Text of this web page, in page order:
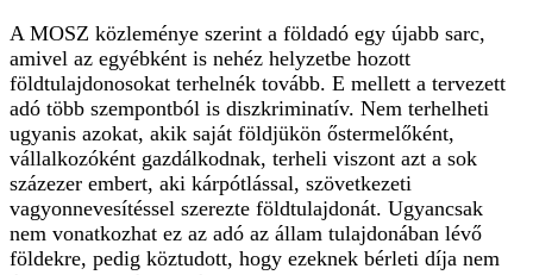
A MOSZ közleménye szerint a földadó egy újabb sarc,
amivel az egyébként is nehéz helyzetbe hozott
földtulajdonosokat terhelnék tovább. E mellett a tervezett
adó több szempontból is diszkriminatív. Nem terhelheti
ugyanis azokat, akik saját földjükön őstermelőként,
vállalkozóként gazdálkodnak, terheli viszont azt a sok
százezer embert, aki kárpótlással, szövetkezeti
vagyonnevesítéssel szerezte földtulajdonát. Ugyancsak
nem vonatkozhat ez az adó az állam tulajdonában lévő
földekre, pedig köztudott, hogy ezeknek bérleti díja nem